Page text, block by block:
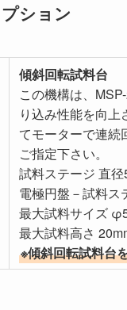
ション
傾斜回転試料台
この機構は、
り込み性能を向
てモーターで連続
ご指定下さい。
試料ステージ 直
電極円盤－試料ス
最大試料サイズ
最大試料高さ
※傾斜回転試料台